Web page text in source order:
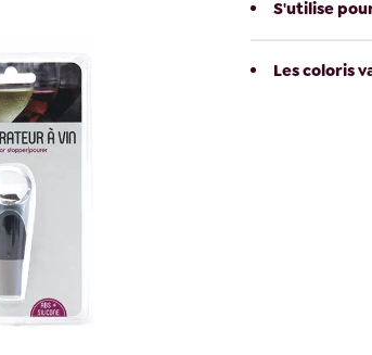
S'utilise
Les coloris